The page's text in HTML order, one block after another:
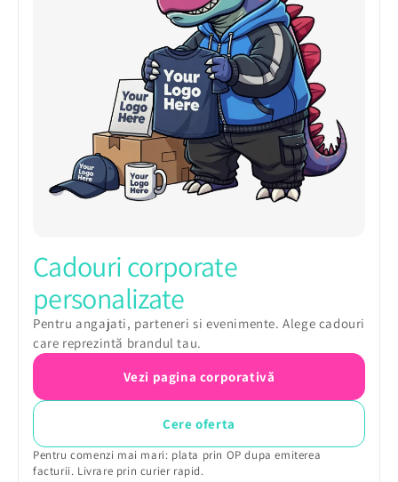
Cadouri corporate
personalizate
Pentru angajati, parteneri si evenimente. Alege cadouri
care reprezintă brandul tau.
Vezi pagina corporativă
Cere oferta
Pentru comenzi mai mari: plata prin OP dupa emiterea
facturii. Livrare prin curier rapid.